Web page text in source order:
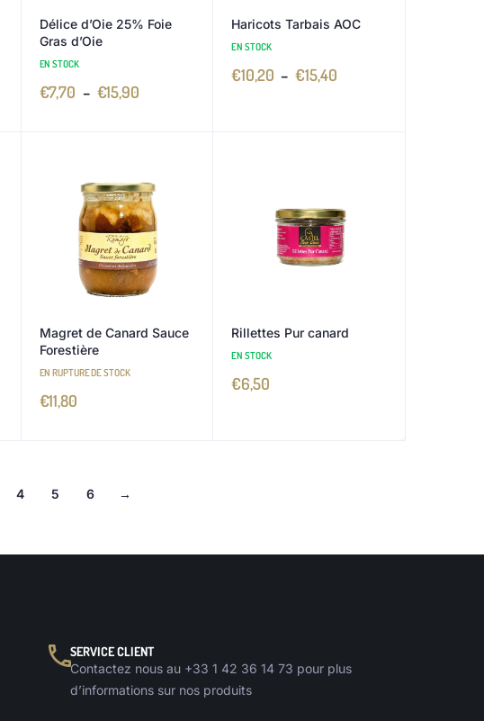
Délice d’Oie 25% Foie
Gras d’Oie
EN STOCK
€7,70 – €15,90
Haricots Tarbais AOC
EN STOCK
€10,20 – €15,40
Magret de Canard Sauce
Forestière
EN RUPTURE DE STOCK
€11,80
Rillettes Pur canard
EN STOCK
€6,50
4 5 6 →
SERVICE CLIENT
Contactez nous au +33 1 42 36 14 73 pour plus
d’informations sur nos produits